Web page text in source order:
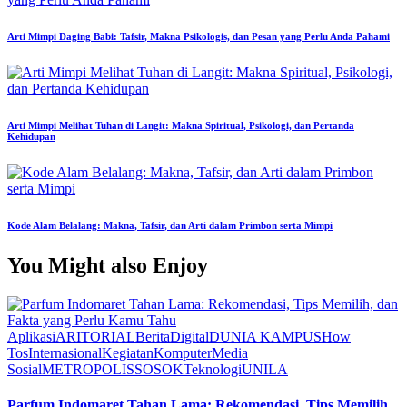
Arti Mimpi Daging Babi: Tafsir, Makna Psikologis, dan Pesan yang Perlu Anda Pahami
Arti Mimpi Melihat Tuhan di Langit: Makna Spiritual, Psikologi, dan Pertanda
Kehidupan
Kode Alam Belalang: Makna, Tafsir, dan Arti dalam Primbon serta Mimpi
You Might also Enjoy
AplikasiARITORIALBeritaDigitalDUNIA KAMPUSHow
TosInternasionalKegiatanKomputerMedia
SosialMETROPOLISSOSOKTeknologiUNILA